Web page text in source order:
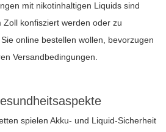
mit nikotinhaltigen Liquids sind
konfisziert werden oder zu
online bestellen wollen, bevorzugen
Versandbedingungen.
spielen Akku- und Liquid-Sicherheit